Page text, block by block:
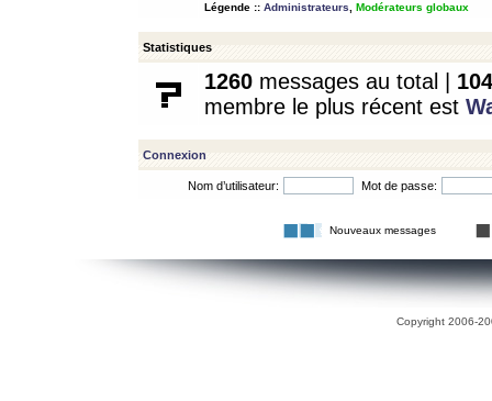
Légende :: Administrateurs Modérateurs globaux
Statistiques
1260 messages au total | 104
membre le plus récent est
Connexion
Nom d’utilisateur: Mot de passe:
Nouveaux messages
Copyright 2006-